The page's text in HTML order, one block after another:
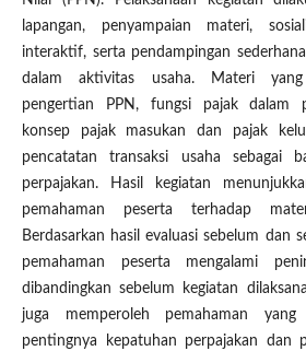
lapangan, penyampaian materi,
interaktif, serta pendampingan
dalam aktivitas usaha. Materi
pengertian PPN, fungsi pajak dalam
konsep pajak masukan dan pajak
pencatatan transaksi usaha sebagai
perpajakan. Hasil kegiatan
pemahaman peserta terhadap
Berdasarkan hasil evaluasi sebelum dan
pemahaman peserta mengalami
dibandingkan sebelum kegiatan
juga memperoleh pemahaman
pentingnya kepatuhan perpajakan dan